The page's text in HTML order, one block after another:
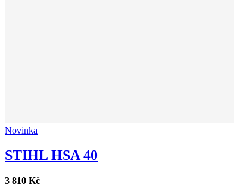
Novinka
STIHL HSA 40
3 810 Kč